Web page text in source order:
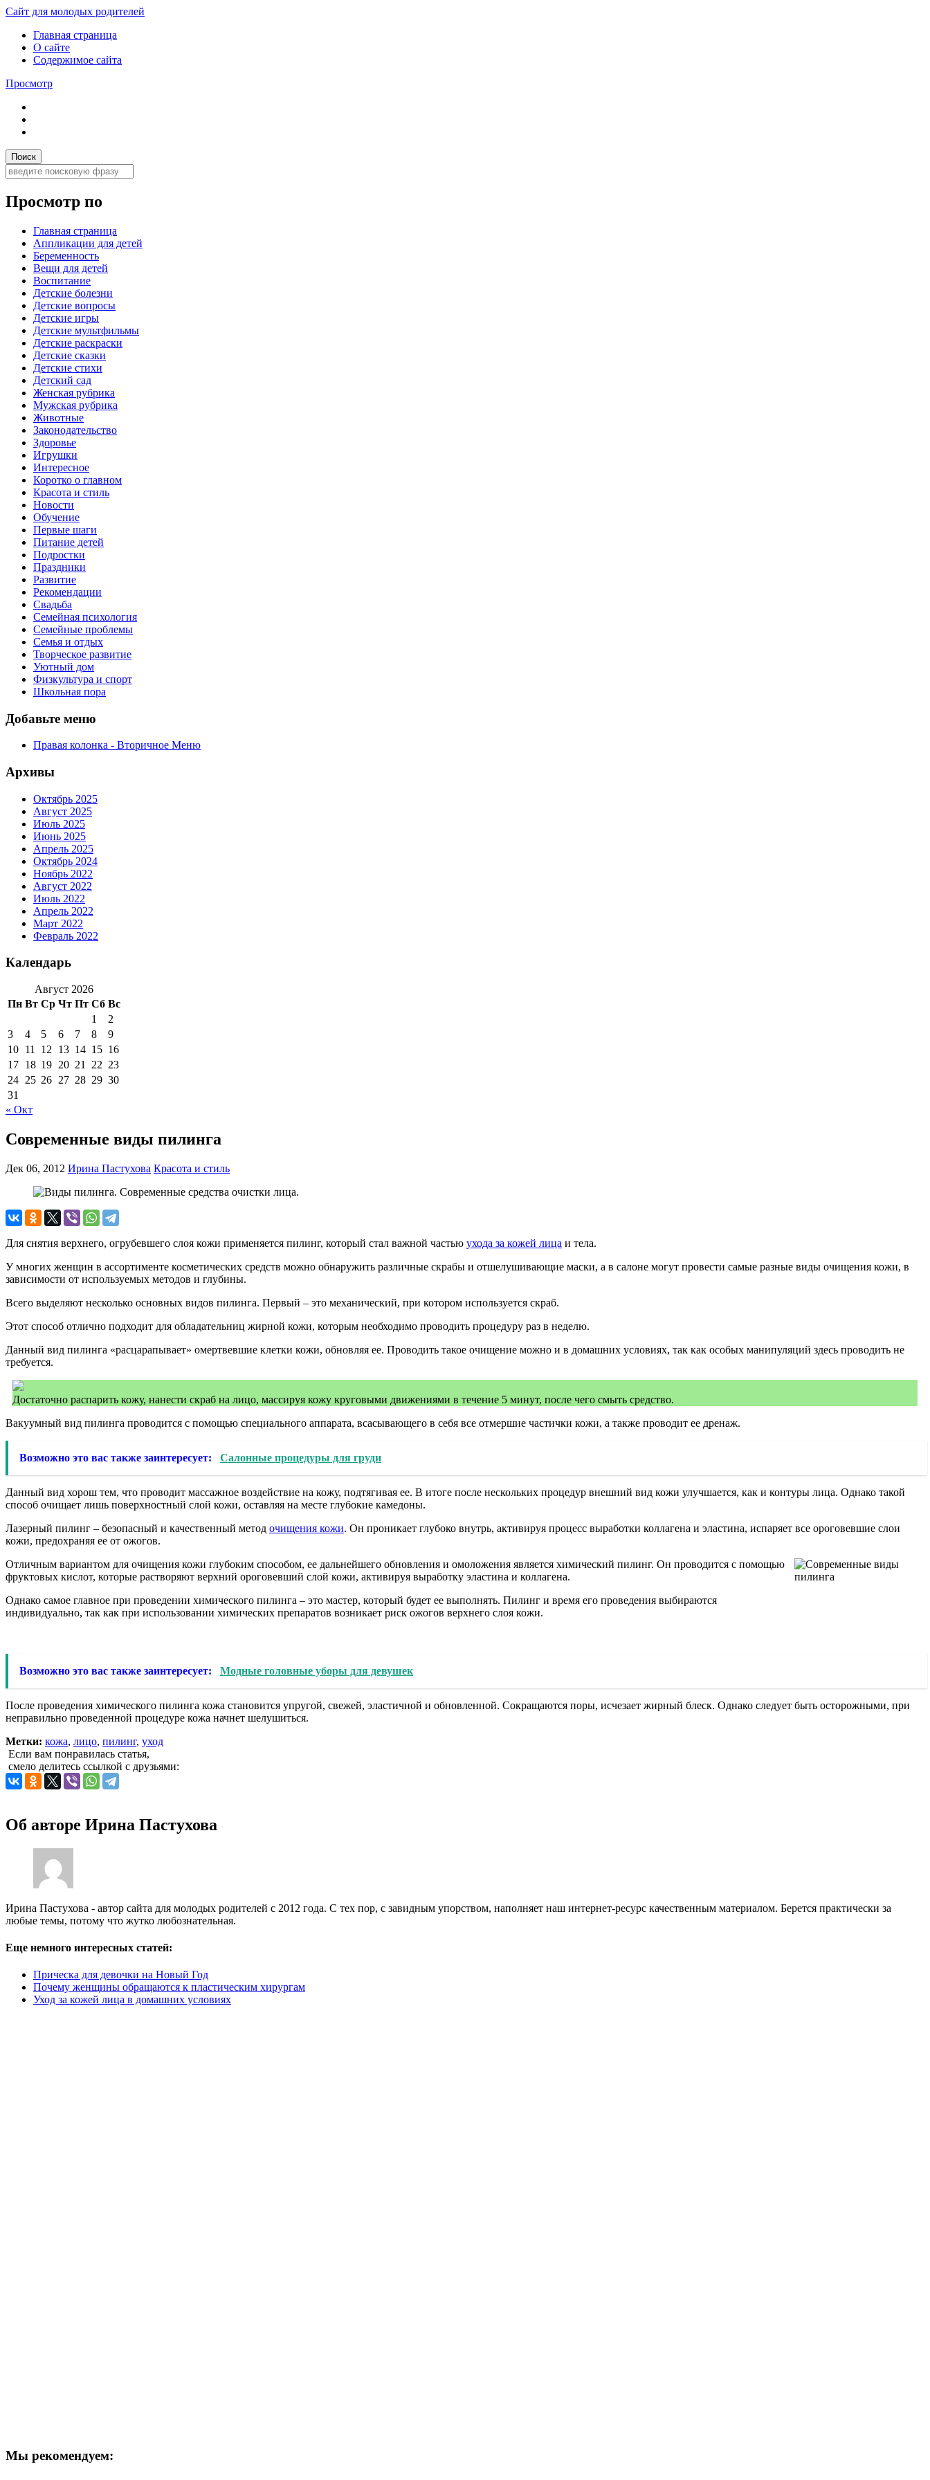
Сайт для молодых родителей
Главная страница
О сайте
Содержимое сайта
Просмотр
Просмотр по
Главная страница
Аппликации для детей
Беременность
Вещи для детей
Воспитание
Детские болезни
Детские вопросы
Детские игры
Детские мультфильмы
Детские раскраски
Детские сказки
Детские стихи
Детский сад
Женская рубрика
Мужская рубрика
Животные
Законодательство
Здоровье
Игрушки
Интересное
Коротко о главном
Красота и стиль
Новости
Обучение
Первые шаги
Питание детей
Подростки
Праздники
Развитие
Рекомендации
Свадьба
Семейная психология
Семейные проблемы
Семья и отдых
Творческое развитие
Уютный дом
Физкультура и спорт
Школьная пора
Добавьте меню
Правая колонка - Вторичное Меню
Архивы
Октябрь 2025
Август 2025
Июль 2025
Июнь 2025
Апрель 2025
Октябрь 2024
Ноябрь 2022
Август 2022
Июль 2022
Апрель 2022
Март 2022
Февраль 2022
Календарь
Август 2026
Пн Вт Ср Чт Пт Сб Вс
1
2
3
4 5 6 7 8
9
10 11 12 13 14 15 16
17 18 19 20 21 22 23
24 25 26 27 28 29 30
31
« Окт
Современные виды пилинга
Дек 06, 2012 Ирина Пастухова Красота и стиль
Для снятия верхнего, огрубевшего слоя кожи применяется пилинг, который стал важной частью ухода за кожей лица и тела.
У многих женщин в ассортименте косметических средств можно обнаружить различные скрабы и отшелушивающие маски, а в салоне могут провести самые разные виды очищения кожи, в
зависимости от используемых методов и глубины.
Всего выделяют несколько основных видов пилинга. Первый – это механический, при котором используется скраб.
Этот способ отлично подходит для обладательниц жирной кожи, которым необходимо проводить процедуру раз в неделю.
Данный вид пилинга «расцарапывает» омертвевшие клетки кожи, обновляя ее. Проводить такое очищение можно и в домашних условиях, так как особых манипуляций здесь проводить не
требуется.
Достаточно распарить кожу, нанести скраб на лицо, массируя кожу круговыми движениями в течение 5 минут, после чего смыть средство.
Вакуумный вид пилинга проводится с помощью специального аппарата, всасывающего в себя все отмершие частички кожи, а также проводит ее дренаж.
Возможно это вас также заинтересует: Салонные процедуры для груди
Данный вид хорош тем, что проводит массажное воздействие на кожу, подтягивая ее. В итоге после нескольких процедур внешний вид кожи улучшается, как и контуры лица. Однако такой
способ очищает лишь поверхностный слой кожи, оставляя на месте глубокие камедоны.
Лазерный пилинг – безопасный и качественный метод очищения кожи. Он проникает глубоко внутрь, активируя процесс выработки коллагена и эластина, испаряет все ороговевшие слои
кожи, предохраняя ее от ожогов.
Отличным вариантом для очищения кожи глубоким способом, ее дальнейшего обновления и омоложения является химический пилинг. Он проводится с помощью
фруктовых кислот, которые растворяют верхний ороговевший слой кожи, активируя выработку эластина и коллагена.
Однако самое главное при проведении химического пилинга – это мастер, который будет ее выполнять. Пилинг и время его проведения выбираются
индивидуально, так как при использовании химических препаратов возникает риск ожогов верхнего слоя кожи.
Возможно это вас также заинтересует: Модные головные уборы для девушек
После проведения химического пилинга кожа становится упругой, свежей, эластичной и обновленной. Сокращаются поры, исчезает жирный блеск. Однако следует быть осторожными, при
неправильно проведенной процедуре кожа начнет шелушиться.
Метки: кожа, лицо, пилинг, уход
Если вам понравилась статья,
смело делитесь ссылкой с друзьями:
Об авторе Ирина Пастухова
Ирина Пастухова - автор сайта для молодых родителей с 2012 года. С тех пор, с завидным упорством, наполняет наш интернет-ресурс качественным материалом. Берется практически за
любые темы, потому что жутко любознательная.
Еще немного интересных статей:
Прическа для девочки на Новый Год
Почему женщины обращаются к пластическим хирургам
Уход за кожей лица в домашних условиях
Мы рекомендуем: